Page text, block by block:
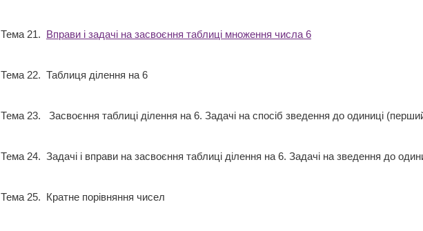
Тема 21. Вправи і задачі на засвоєння таблиці множення числа 6
Тема 22. Таблиця ділення на 6
Тема 23. Засвоєння таблиці ділення на 6. Задачі на спосіб зведення до одиниці
Тема 24. Задачі і вправи на засвоєння таблиці ділення на 6. Задачі на зведення до
Тема 25. Кратне порівняння чисел